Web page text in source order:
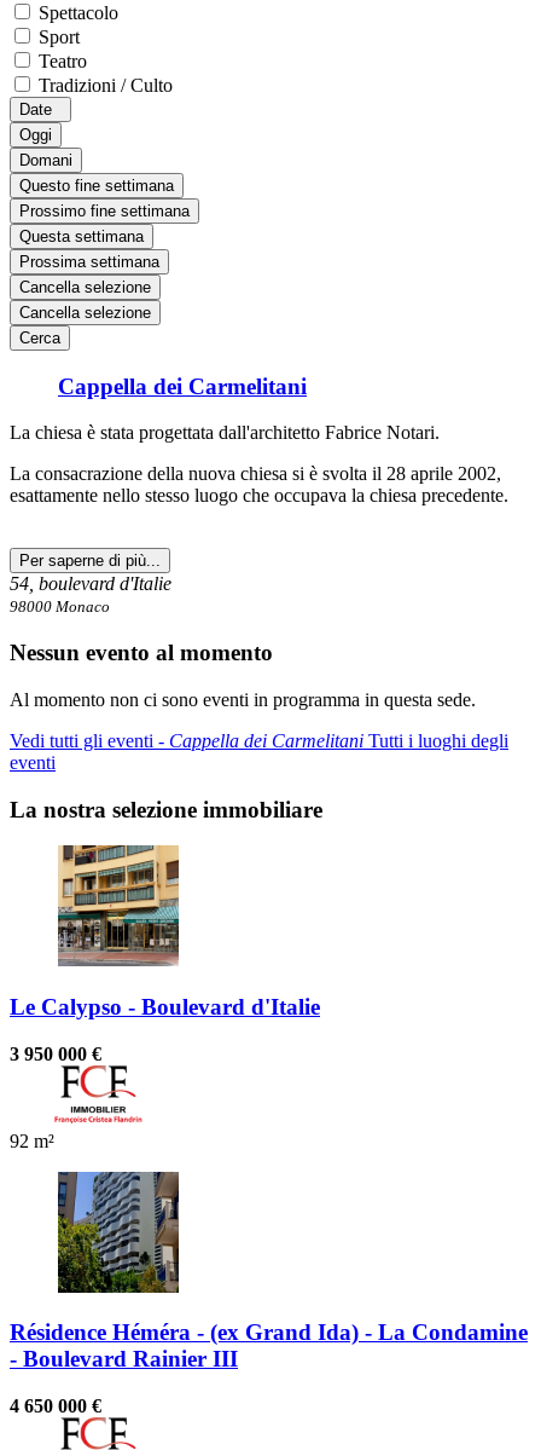
Spettacolo
Sport
Teatro
Tradizioni / Culto
Date
Oggi
Domani
Questo fine settimana
Prossimo fine settimana
Questa settimana
Prossima settimana
Cancella selezione
Cancella selezione
Cerca
Cappella dei Carmelitani
La chiesa è stata progettata dall'architetto Fabrice Notari.
La consacrazione della nuova chiesa si è svolta il 28 aprile 2002,
esattamente nello stesso luogo che occupava la chiesa precedente.
Per saperne di più...
54, boulevard d'Italie
98000 Monaco
Nessun evento al momento
Al momento non ci sono eventi in programma in questa sede.
Vedi tutti gli eventi ‐ Cappella dei Carmelitani Tutti i luoghi degli
eventi
La nostra selezione immobiliare
Le Calypso - Boulevard d'Italie
3 950 000 €
92 m²
Résidence Héméra - (ex Grand Ida) - La Condamine
- Boulevard Rainier III
4 650 000 €